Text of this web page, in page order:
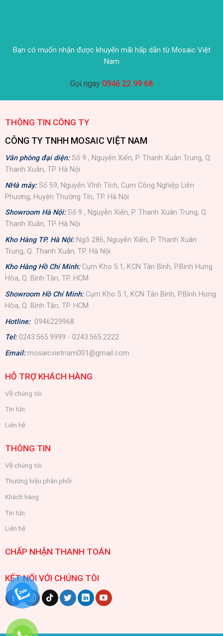
Bạn có muốn nhận được khuyến mãi hấp dẫn từ Mosaic Việt
Nam
Gọi ngay 0946 22 99 68
THÔNG TIN CÔNG TY
CÔNG TY TNHH MOSAIC VIỆT NAM
Văn phòng đại diện:Số 9 , Nguyễn Xiển, P. Thanh Xuân Trung, Q.
Thanh Xuân, TP. Hà Nội
NHà máy: Số 59, Nguyễn Vĩnh Tích, Cụm Công Nghiệp Liên
Phương, Huyện Thường Tín, TP. Hà Nội
Showroom Hà Nội: Số 9 , Nguyễn Xiển, P. Thanh Xuân Trung, Q.
Thanh Xuân, TP. Hà Nội
Kho Hàng TP. Hà Nội: Ngõ 286, Nguyễn Xiển, P. Thanh Xuân
Trung, Q. Thanh Xuân, TP. Hà Nội
Kho Hàng Hồ Chí Minh: Cụm Kho 5.1, KCN Tân Bình, P.Bình Hưng
Hòa, Q. Bình Tân, TP. HCM
Showroom Hồ Chí Minh: Cụm Kho 5.1, KCN Tân Bình, P.Bình Hưng
Hòa, Q. Bình Tân, TP. HCM
Hotline: 0946229968
Tel: 0243.565.9999 - 0243.565.2222
Email: mosaicvietnam001@gmail.com
HỖ TRỢ KHÁCH HÀNG
Về chúng tôi
Tin tức
Liên hệ
THÔNG TIN
Về chúng tôi
Thương hiệu phân phối
Khách hàng
Tin tức
Liên hệ
CHẤP NHẬN THANH TOÁN
KẾT NỐI VỚI CHÚNG TÔI